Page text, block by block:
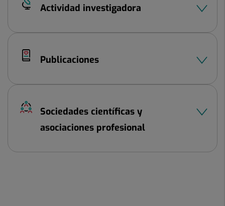
Actividad investigadora
Publicaciones
Sociedades científicas y
asociaciones profesional